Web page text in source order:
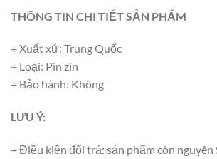
THÔNG TIN CHI TIẾT SẢN PHẨM
+ Xuất xứ: Trung Quốc
+ Loại: Pin zin
+ Bảo hành: Không
LƯU Ý:
+ Điều kiện đổi trả: sản phẩm còn nguyên